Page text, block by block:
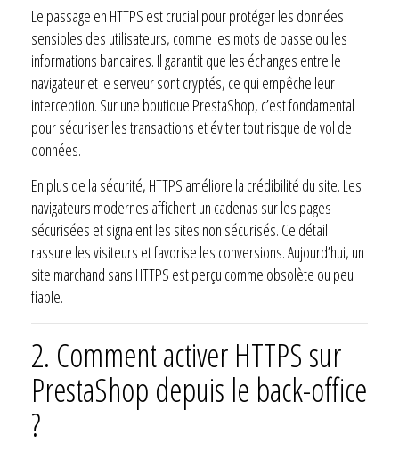
Le passage en HTTPS est crucial pour protéger les données
sensibles des utilisateurs, comme les mots de passe ou les
informations bancaires. Il garantit que les échanges entre le
navigateur et le serveur sont cryptés, ce qui empêche leur
interception. Sur une boutique PrestaShop, c’est fondamental
pour sécuriser les transactions et éviter tout risque de vol de
données.
En plus de la sécurité, HTTPS améliore la crédibilité du site. Les
navigateurs modernes affichent un cadenas sur les pages
sécurisées et signalent les sites non sécurisés. Ce détail
rassure les visiteurs et favorise les conversions. Aujourd’hui, un
site marchand sans HTTPS est perçu comme obsolète ou peu
fiable.
2. Comment activer HTTPS sur
PrestaShop depuis le back-office
?